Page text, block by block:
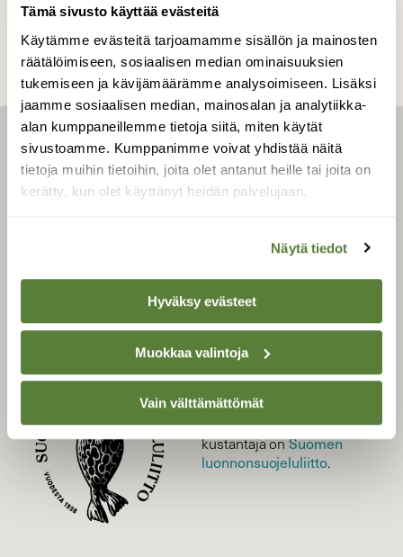
Tämä sivusto käyttää evästeitä
Käytämme evästeitä tarjoamamme sisällön ja mainosten
räätälöimiseen, sosiaalisen median ominaisuuksien
tukemiseen ja kävijämäärämme analysoimiseen. Lisäksi
jaamme sosiaalisen median, mainosalan ja analytiikka-
alan kumppaneillemme tietoja siitä, miten käytät
sivustoamme. Kumppanimme voivat yhdistää näitä
tietoja muihin tietoihin, joita olet antanut heille tai joita on
kerätty, kun olet käyttänyt heidän palvelujaan.
Näytä tiedot
Hyväksy evästeet
Muokkaa valintoja
Vain välttämättömät
LEHTI
Uusin lehti
Tilaa digilukuoikeus
Tilaa uutiskirje
SUOMEN LUONNON­
Suomen Luonto -lehden
kustantaja onSuomen
luonnonsuojelu­liitto.